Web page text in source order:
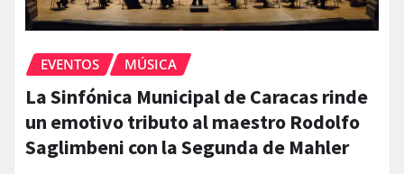
EVENTOS MÚSICA
La Sinfónica Municipal de Caracas rinde
un emotivo tributo al maestro Rodolfo
Saglimbeni con la Segunda de Mahler